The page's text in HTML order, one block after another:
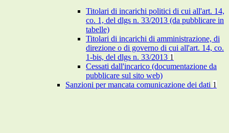
Titolari di incarichi politici di cui all'art. 14,
co. 1, del dlgs n. 33/2013 (da pubblicare in
tabelle)
Titolari di incarichi di amministrazione, di
direzione o di governo di cui all'art. 14, co.
1-bis, del dlgs n. 33/2013 1
Cessati dall'incarico (documentazione da
pubblicare sul sito web)
Sanzioni per mancata comunicazione dei dati 1